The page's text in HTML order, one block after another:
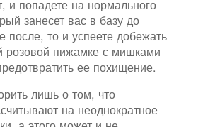
и попадете на нормального
занесет вас в базу до
после, то и успеете добежать
пижамке с мишками
ее похищение.
лишь о том, что
на неоднократное